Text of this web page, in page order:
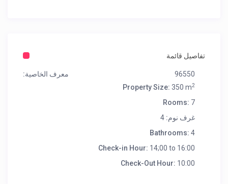
تفاصيل قائمة
معرف الخاصية:
96550
Property Size: 350 m2
Rooms: 7
غرف نوم: 4
Bathrooms: 4
Check-in Hour: 14;00 to 16:00
Check-Out Hour: 10:00